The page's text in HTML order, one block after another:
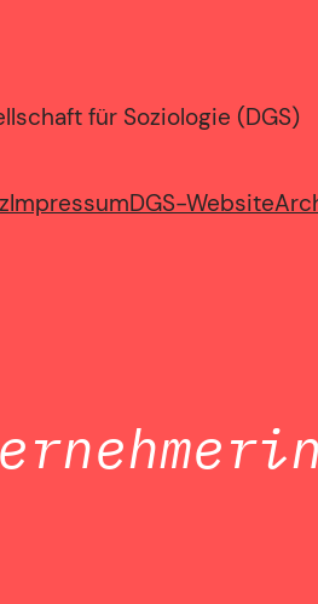
für Soziologie (DGS)
ImpressumDGS-Website